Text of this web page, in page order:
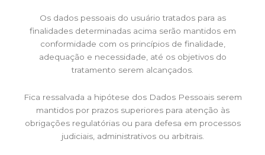
Os dados pessoais do usuário tratados para as
finalidades determinadas acima serão mantidos em
conformidade com os princípios de finalidade,
adequação e necessidade, até os objetivos do
tratamento serem alcançados.
Fica ressalvada a hipótese dos Dados Pessoais serem
mantidos por prazos superiores para atenção às
obrigações regulatórias ou para defesa em processos
judiciais, administrativos ou arbitrais.